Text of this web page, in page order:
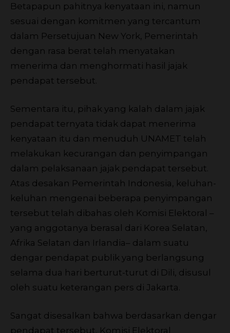
Betapapun pahitnya kenyataan ini, namun
sesuai dengan komitmen yang tercantum
dalam Persetujuan New York, Pemerintah
dengan rasa berat telah menyatakan
menerima dan menghormati hasil jajak
pendapat tersebut.
Sementara itu, pihak yang kalah dalam jajak
pendapat ternyata tidak dapat menerima
kenyataan itu dan menuduh UNAMET telah
melakukan kecurangan dan penyimpangan
dalam pelaksanaan jajak pendapat tersebut.
Atas desakan Pemerintah Indonesia, keluhan-
keluhan mengenai beberapa penyimpangan
tersebut telah dibahas oleh Komisi Elektoral –
yang anggotanya berasal dari Korea Selatan,
Afrika Selatan dan Irlandia– dalam suatu
dengar pendapat publik yang berlangsung
selama dua hari berturut-turut di Dili, disusul
oleh suatu keterangan pers di Jakarta.
Sangat disesalkan bahwa berdasarkan dengar
pendapat tersebut, Komisi Elektoral